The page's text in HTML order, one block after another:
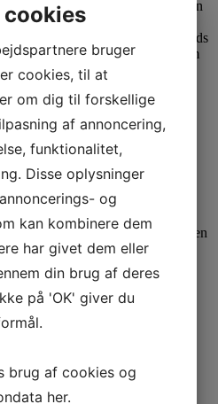
Bolette Phone
pris var: 499,00 kr..300,00
Den
bruger
cookies, til at
om dig til forskellige
af annoncering,
funktionalitet,
Disse oplysninger
og
kan kombinere dem
har givet dem eller
din brug af deres
på 'OK' giver du
brug af cookies og
her.